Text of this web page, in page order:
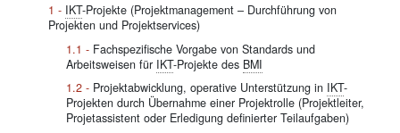
IKT-Projekte (Projektmanagement – Durchführung von
Projekten und Projektservices)
Fachspezifische Vorgabe von Standards und
Arbeitsweisen für IKT-Projekte des BMI
Projektabwicklung, operative Unterstützung in IKT-
Projekten durch Übernahme einer Projektrolle (Projektleiter,
Projetassistent oder Erledigung definierter Teilaufgaben)